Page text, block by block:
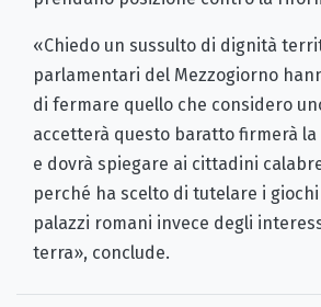
«Chiedo un sussulto di dignità
parlamentari del Mezzogiorno
di fermare quello che considero
accetterà questo baratto firmerà la
e dovrà spiegare ai cittadini
perché ha scelto di tutelare i
palazzi romani invece degli
terra», conclude.